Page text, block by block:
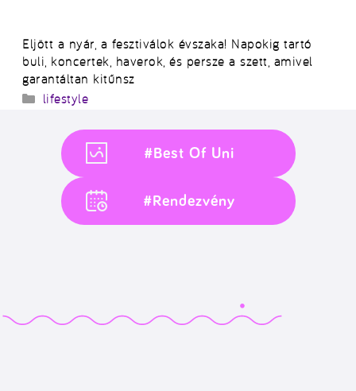
Eljött a nyár, a fesztiválok évszaka! Napokig tartó
buli, koncertek, haverok, és persze a szett, amivel
garantáltan kitűnsz
Kategória
lifestyle
#Best Of Uni
#Rendezvény